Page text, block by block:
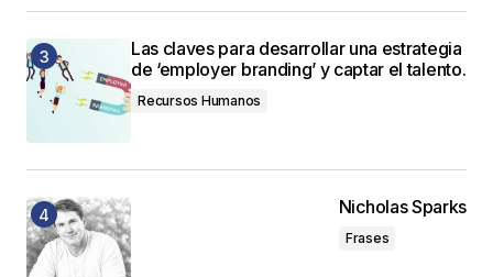
Las claves para desarrollar una estrategia
de ‘employer branding’ y captar el talento.
Recursos Humanos
Nicholas Sparks
Frases